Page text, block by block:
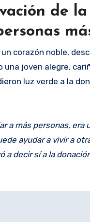
de
corazón noble,
una joven alegre,
luz verde a la
a más personas, era
ayudar a vivir a
a decir sí a la